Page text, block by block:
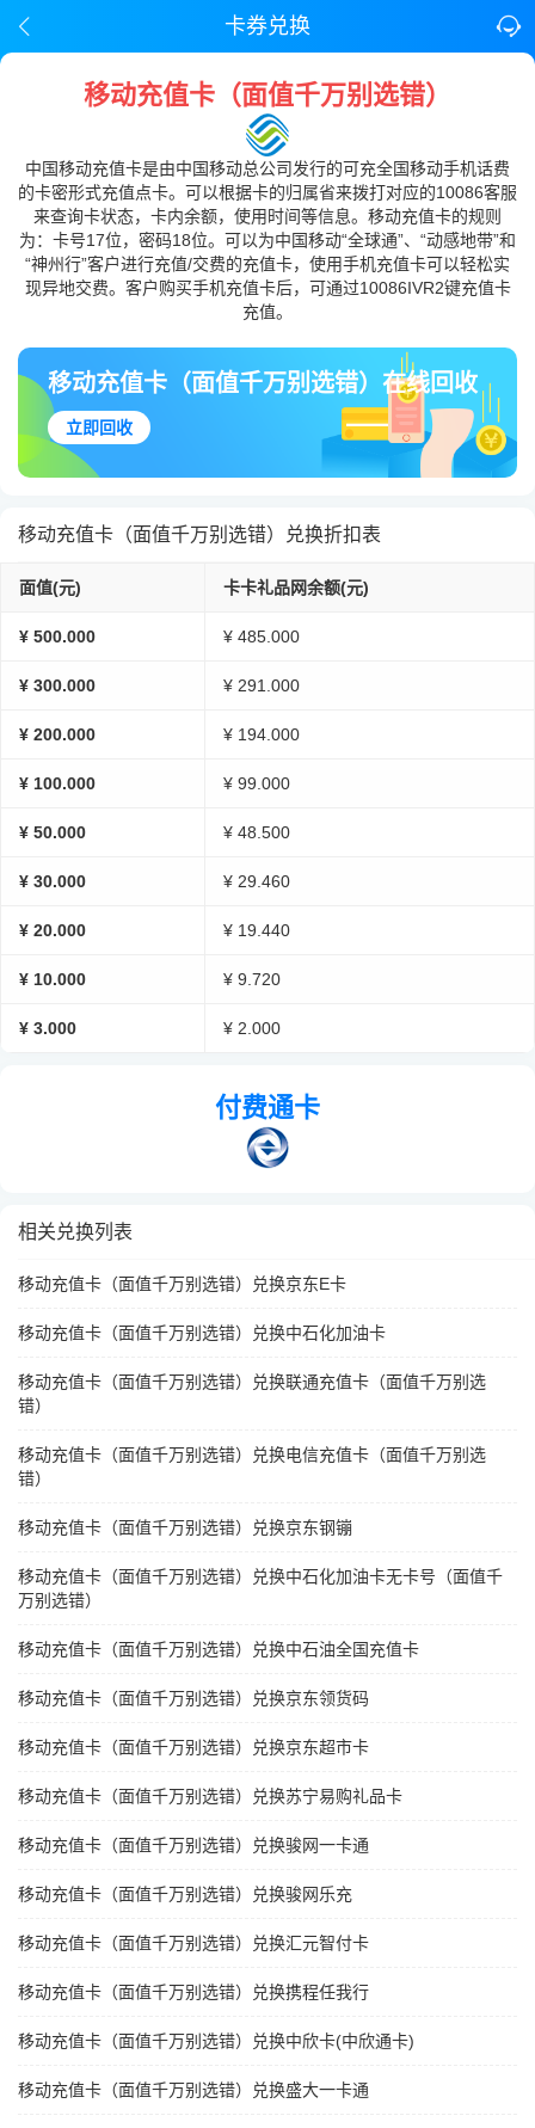
卡券兑换
移动充值卡（面值千万别选错）
中国移动充值卡是由中国移动总公司发行的可充全国移动手机话费
的卡密形式充值点卡。可以根据卡的归属省来拨打对应的10086客服
来查询卡状态，卡内余额，使用时间等信息。移动充值卡的规则
为：卡号17位，密码18位。可以为中国移动“全球通”、“动感地带”和
“神州行”客户进行充值/交费的充值卡，使用手机充值卡可以轻松实
现异地交费。客户购买手机充值卡后，可通过10086IVR2键充值卡
充值。
移动充值卡（面值千万别选错）在线回收
立即回收
移动充值卡（面值千万别选错）兑换折扣表
面值(元) 卡卡礼品网余额(元)
¥ 500.000 ¥ 485.000
¥ 300.000 ¥ 291.000
¥ 200.000 ¥ 194.000
¥ 100.000 ¥ 99.000
¥ 50.000 ¥ 48.500
¥ 30.000 ¥ 29.460
¥ 20.000 ¥ 19.440
¥ 10.000 ¥ 9.720
¥ 3.000 ¥ 2.000
付费通卡
相关兑换列表
移动充值卡（面值千万别选错）兑换京东E卡
移动充值卡（面值千万别选错）兑换中石化加油卡
移动充值卡（面值千万别选错）兑换联通充值卡（面值千万别选
错）
移动充值卡（面值千万别选错）兑换电信充值卡（面值千万别选
错）
移动充值卡（面值千万别选错）兑换京东钢镚
移动充值卡（面值千万别选错）兑换中石化加油卡无卡号（面值千
万别选错）
移动充值卡（面值千万别选错）兑换中石油全国充值卡
移动充值卡（面值千万别选错）兑换京东领货码
移动充值卡（面值千万别选错）兑换京东超市卡
移动充值卡（面值千万别选错）兑换苏宁易购礼品卡
移动充值卡（面值千万别选错）兑换骏网一卡通
移动充值卡（面值千万别选错）兑换骏网乐充
移动充值卡（面值千万别选错）兑换汇元智付卡
移动充值卡（面值千万别选错）兑换携程任我行
移动充值卡（面值千万别选错）兑换中欣卡(中欣通卡)
移动充值卡（面值千万别选错）兑换盛大一卡通